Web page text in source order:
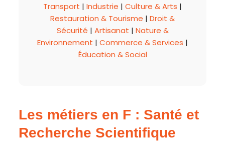
Transport | Industrie | Culture & Arts |
Restauration & Tourisme | Droit &
Sécurité | Artisanat | Nature &
Environnement | Commerce & Services |
Éducation & Social
Les métiers en F : Santé et
Recherche Scientifique